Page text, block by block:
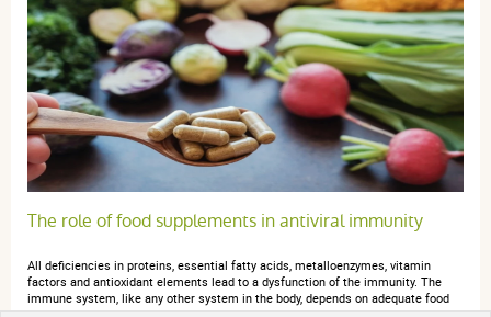
(4Отзывы)
5 étoiles
4
4 étoiles
0
3 étoiles
0
2 étoiles
0
1 étoile
0
Trier l'affichage des avis
The role of food supplements in antiviral immunity
All deficiencies in proteins, essential fatty acids, metalloenzymes, vitamin
factors and antioxidant elements lead to a dysfunction of the immunity. The
immune system, like any other system in the body, depends on adequate food